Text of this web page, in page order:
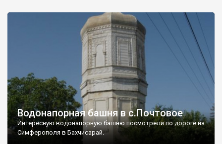
Водонапорная башня в с.Почтовое
Интересную водонапорную башню посмотрели по дороге из
Симферополя в Бахчисарай.